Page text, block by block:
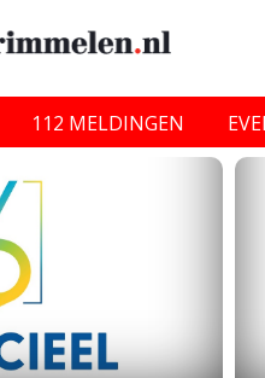
112 MELDINGEN